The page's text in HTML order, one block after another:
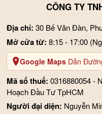
CÔNG TY
Địa chỉ: 30 Bế Văn Đàn,
Mở cửa từ:8:15 - 17:00
Google Maps Dẫn
Mã số thuế: 0316880054 -
Hoạch Đầu Tư TpHCM
Người đại diện: Nguyễn